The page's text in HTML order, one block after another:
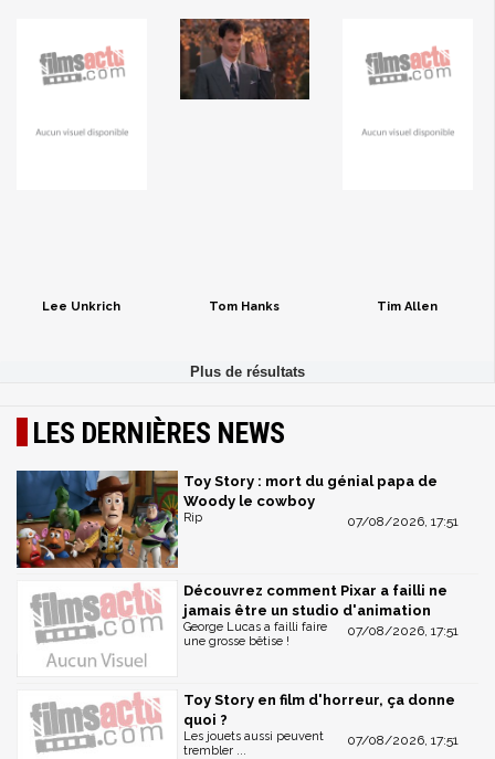
Lee Unkrich Tom Hanks Tim Allen
LES DERNIÈRES NEWS
Toy Story : mort du génial papa de
Woody le cowboy
07/08/2026, 17:51
Rip
Découvrez comment Pixar a failli ne
jamais être un studio d'animation
07/08/2026, 17:51
George Lucas a failli faire
une grosse bêtise !
Toy Story en film d'horreur, ça donne
quoi ?
07/08/2026, 17:51
Les jouets aussi peuvent
trembler ...